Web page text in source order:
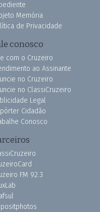
Memória
de Privacidade
conosco
com o Cruzeiro
ao Assinante
no Cruzeiro
no ClassiCruzeiro
Legal
Cidadão
Conosco
FM 92.3